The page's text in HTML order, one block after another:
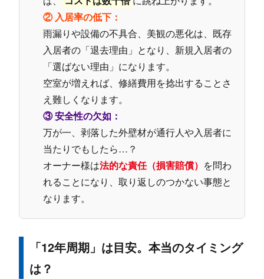
② 入居率の低下：
雨漏りや設備の不具合、美観の悪化は、既存
入居者の「退去理由」となり、新規入居者の
「選ばない理由」になります。
空室が増えれば、修繕費用を捻出することさ
え難しくなります。
③ 安全性の欠如：
万が一、剥落した外壁材が通行人や入居者に
当たりでもしたら…？
オーナー様は法的な責任（損害賠償） を問わ
れることになり、取り返しのつかない事態と
なります。
「12年周期」は目安。本当のタイミング
は？